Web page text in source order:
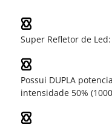
Super Refletor de Led:
Possui DUPLA
intensidade 50%